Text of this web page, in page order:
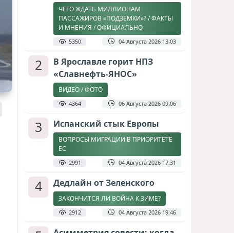
ЧЕГО ЖДАТЬ МИЛЛИОНАМ
ПАССАЖИРОВ «ПОДЗЕМКИ»? / ФАКТЫ
И МНЕНИЯ / ОФИЦИАЛЬНО
5350 04 Августа 2026 13:03
2
В Ярославле горит НПЗ
«Славнефть-ЯНОС»
ВИДЕО / ФОТО
4364 06 Августа 2026 09:06
3 Испанский стык Европы
ВОПРОСЫ МИГРАЦИИ В ПРИОРИТЕТЕ
ЕС
2991 04 Августа 2026 17:31
4 Дедлайн от Зеленского
ЗАКОНЧИТСЯ ЛИ ВОЙНА К ЗИМЕ?
2912 04 Августа 2026 19:46